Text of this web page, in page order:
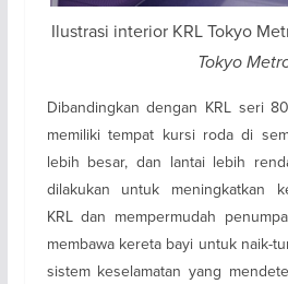
Ilustrasi interior KRL Tokyo
Tokyo
Dibandingkan dengan KRL seri
memiliki tempat kursi roda di
lebih besar, dan lantai lebih
dilakukan untuk meningkatkan
KRL dan mempermudah
membawa kereta bayi untuk naik-
sistem keselamatan yang